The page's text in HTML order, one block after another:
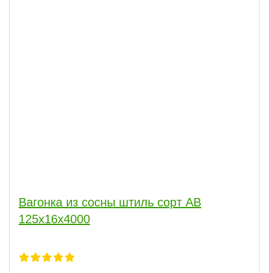
Вагонка из сосны штиль сорт АВ
125x16x4000